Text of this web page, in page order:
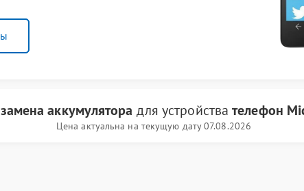
замена аккумулятора для устройствателефон
Цена актуальна на текущую дату 07.08.2026